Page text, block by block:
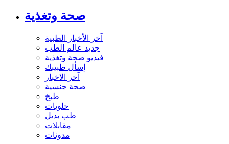
صحة وتغذية
آخر الأخبار الطبية
جديد عالم الطب
فيديو صحة وتغذية
إسأل طبيبك
آخر الاخبار
صحة جنسية
طبخ
حلويات
طب بديل
مقابلات
مدونات